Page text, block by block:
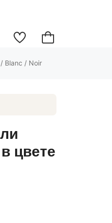
Blanc / Noir
цвете